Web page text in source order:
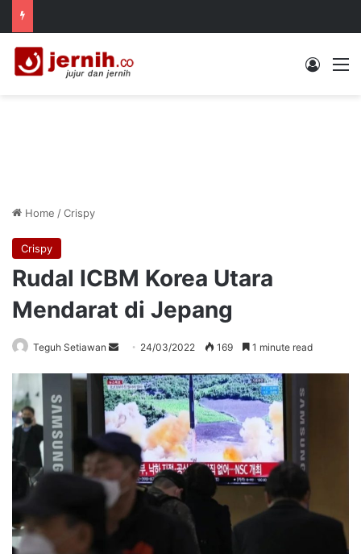
Log In
Home /Crispy
Crispy
Rudal ICBM Korea Utara
Mendarat di Jepang
Teguh Setiawan
Send
email
24/03/2022 169 1 minute read